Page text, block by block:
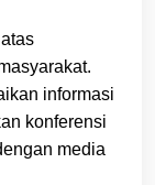
informasi
konferensi
media